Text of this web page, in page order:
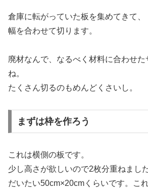
倉庫に転がっていた板を集めてきて、
幅を合わせて切ります。
廃材なんで、なるべく材料に合わせ
ね。
たくさん切るのもめんどくさいし。
まずは枠を作ろう
これは横側の板です。
少し高さが欲しいので2枚分重ねました
だいたい50cm×20cmくらいです。これ